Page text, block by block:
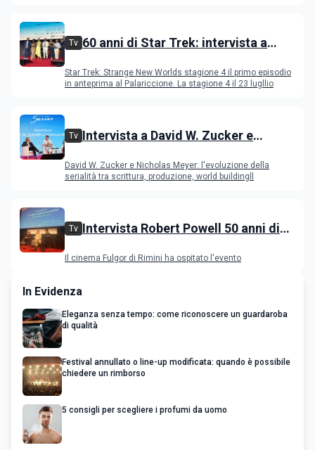
Tv 60 anni di Star Trek: intervista a
Romijn, Anson Mount
Star Trek: Strange New Worlds stagione 4 il primo episodio
in anteprima al Palariccione. La stagione 4 il 23 lugllio
Tv Intervista a David W. Zucker e
serialità internazionale
David W. Zucker e Nicholas Meyer: l'evoluzione della
serialità tra scrittura, produzione, world buildingll
Tv Intervista Robert Powell 50 anni di
pubblico
Il cinema Fulgor di Rimini ha ospitato l'evento
In Evidenza
Eleganza senza tempo: come riconoscere un guardaroba
di qualità
Festival annullato o line-up modificata: quando è possibile
chiedere un rimborso
5 consigli per scegliere i profumi da uomo